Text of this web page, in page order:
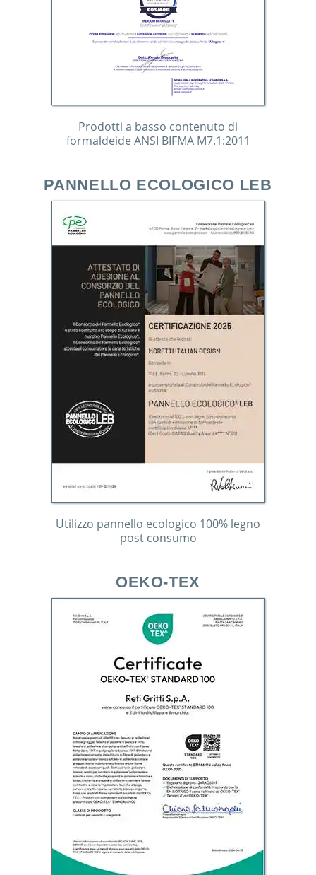
Prodotti a basso contenuto di
formaldeide ANSI BIFMA M7.1:2011
PANNELLO ECOLOGICO LEB
Utilizzo pannello ecologico 100% legno
post consumo
OEKO-TEX